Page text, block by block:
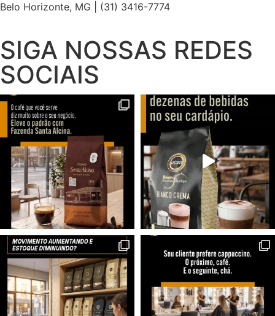
Belo Horizonte, MG | (31) 3416-7774
SIGA NOSSAS REDES
SOCIAIS